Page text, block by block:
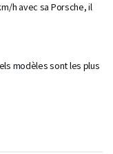
h avec sa Porsche, il
modèles sont les plus